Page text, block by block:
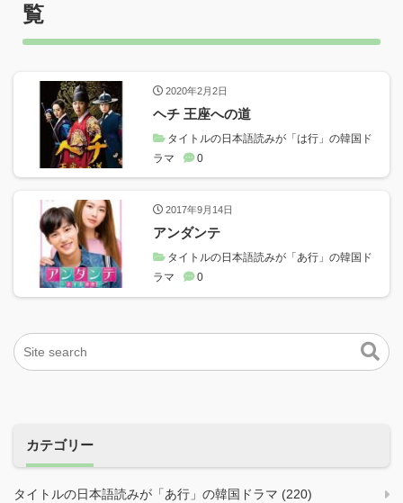
覧
2020年2月2日
ヘチ 王座への道
タイトルの日本語読みが「は行」の韓国ド
ラマ
0
2017年9月14日
アンダンテ
タイトルの日本語読みが「あ行」の韓国ド
ラマ
0
カテゴリー
タイトルの日本語読みが「あ行」の韓国ドラマ (220)